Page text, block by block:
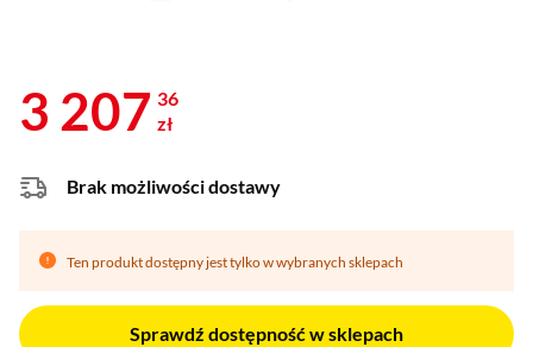
3 207 36
zł
Brak możliwości dostawy
Ten produkt dostępny jest tylko w wybranych sklepach
Sprawdź dostępność w sklepach